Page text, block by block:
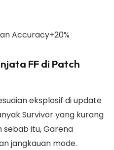
Accuracy+20%
FF di Patch
eksplosif di update
Survivor yang kurang
sebab itu, Garena
jangkauan mode.